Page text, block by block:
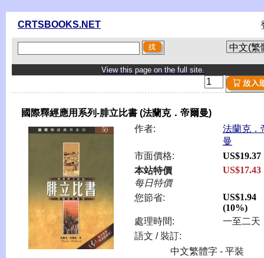
CRTSBOOKS.NET
View this page on the full site.
國際釋經應用系列-腓立比書 (法蘭克．帝爾曼)
作者:
法蘭克．
曼
市面價格:
US$19.37
本站特價
每日特價
US$17.43
您節省:
US$1.94
(10%)
處理時間:
一至二天
語文 / 裝訂:
中文繁體字 - 平裝